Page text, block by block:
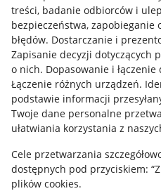
treści, badanie odbiorców i
bezpieczeństwa,
błędów. Dostarczanie i
Zapisanie decyzji dotyczących
o nich. Dopasowanie i
Łączenie różnych urządzeń.
podstawie informacji
Twoje dane personalne
ułatwiania korzystania z
Cele przetwarzania
dostępnych pod przyciskiem:
plików cookies.
Mapa miejscowości
Informacje prawne
Regulamin
Polityka plików "cookies"
Ustawienia plików "cookies"
Udostępnianie lokalizacji
Informacje dla Aktu o Usługach